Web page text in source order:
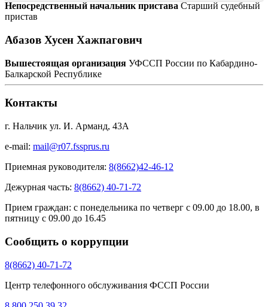
Непосредственный начальник пристава Старший судебный
пристав
Абазов Хусен Хажпагович
Вышестоящая организация УФССП России по Кабардино-
Балкарской Республике
Контакты
г. Нальчик ул. И. Арманд, 43А
e-mail: mail@r07.fssprus.ru
Приемная руководителя: 8(8662)42-46-12
Дежурная часть: 8(8662) 40-71-72
Прием граждан: с понедельника по четверг с 09.00 до 18.00, в
пятницу с 09.00 до 16.45
Сообщить о коррупции
8(8662) 40-71-72
Центр телефонного обслуживания ФССП России